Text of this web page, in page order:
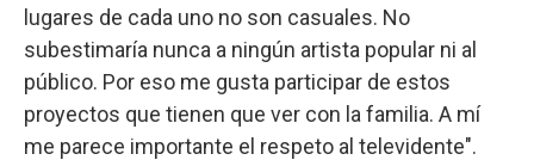
lugares de cada uno no son casuales. No
subestimaría nunca a ningún artista popular ni al
público. Por eso me gusta participar de estos
proyectos que tienen que ver con la familia. A mí
me parece importante el respeto al televidente".